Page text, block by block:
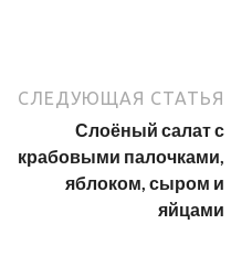
СЛЕДУЮЩАЯ СТАТЬЯ
Слоёный салат с
крабовыми палочками,
яблоком, сыром и
яйцами